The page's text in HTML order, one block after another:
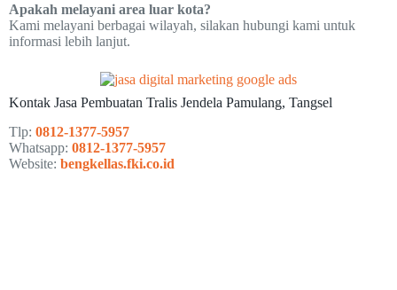
Apakah melayani area luar kota?
Kami melayani berbagai wilayah, silakan hubungi kami untuk
informasi lebih lanjut.
Kontak Jasa Pembuatan Tralis Jendela Pamulang, Tangsel
Tlp: 0812-1377-5957
Whatsapp: 0812-1377-5957
Website: bengkellas.fki.co.id